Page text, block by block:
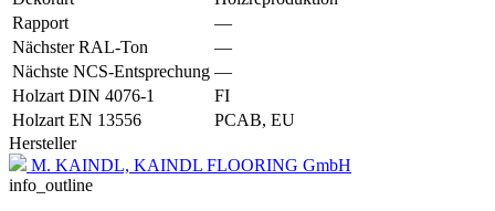
Rapport
—
Nächster RAL-Ton
—
Nächste NCS-Entsprechung —
Holzart DIN 4076-1
FI
Holzart EN 13556
PCAB, EU
Hersteller
M. KAINDL, KAINDL FLOORING GmbH
info_outline